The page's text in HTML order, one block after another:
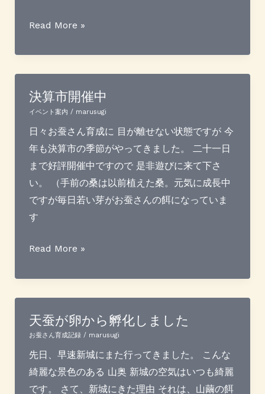
ま
草
染
め
の
糸
が
で
き
て
き
ま
た
タ
イ）
Read More »
決算市開催中
イベント案内 / marusugi
日々お蚕さん育成に 目が離せない状態ですが 今
年も決算市の季節がやってきました。 二十一日
まで好評開催中ですので 是非遊びに来て下さ
い。 （手前の桑は以前植えた桑。元気に成長中
ですが毎日若い芽がお蚕さんの餌になっていま
す
決
市
開
催
中
Read More »
天蚕が卵から孵化しました
お蚕さん育成記録/ marusugi
先日、早速新城にまた行ってきました。 こんな
綺麗な景色のある 山奥 新城の空気はいつも綺麗
です。 さて、新城にきた理由 それは、山繭の餌